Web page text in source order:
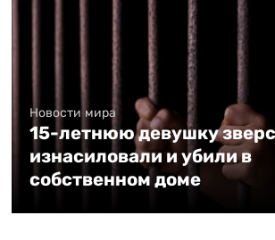
Новости мира
15-летнюю девушку
изнасиловали и убили в
собственном доме